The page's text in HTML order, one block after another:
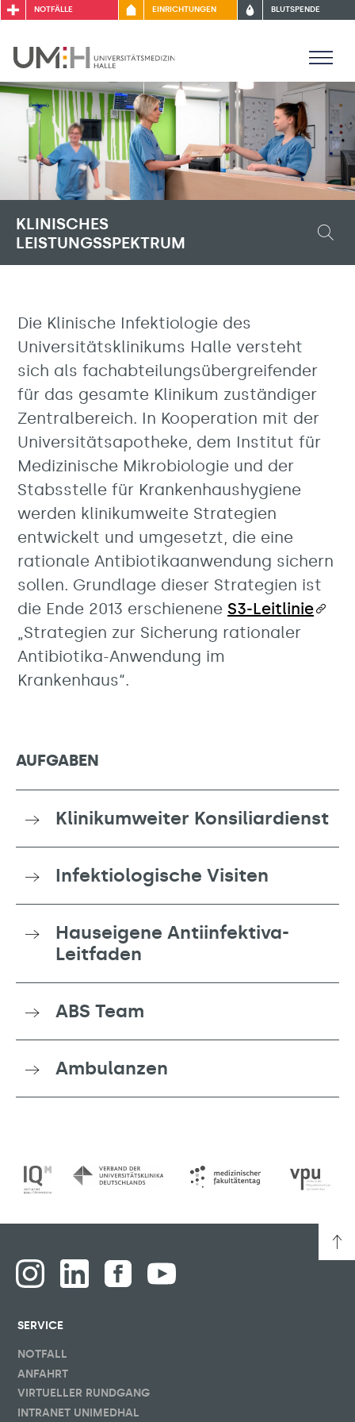
NOTFÄLLE EINRICHTUNGEN BLUTSPENDE
KLINISCHES
LEISTUNGSSPEKTRUM
Die Klinische Infektiologie des
Universitätsklinikums Halle versteht
sich als fachabteilungsübergreifender
für das gesamte Klinikum zuständiger
Zentralbereich. In Kooperation mit der
Universitätsapotheke, dem Institut für
Medizinische Mikrobiologie und der
Stabsstelle für Krankenhaushygiene
werden klinikumweite Strategien
entwickelt und umgesetzt, die eine
rationale Antibiotikaanwendung sichern
sollen. Grundlage dieser Strategien ist
die Ende 2013 erschienene S3-Leitlinie
„Strategien zur Sicherung rationaler
Antibiotika-Anwendung im
Krankenhaus“.
AUFGABEN
Klinikumweiter Konsiliardienst
Infektiologische Visiten
Hauseigene Antiinfektiva-
Leitfaden
ABS Team
Ambulanzen
SERVICE
NOTFALL
ANFAHRT
VIRTUELLER RUNDGANG
INTRANET UNIMEDHAL